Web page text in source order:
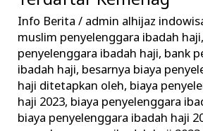
Info Berita / admin alhijaz
muslim penyelenggara ibadah haji,
penyelenggara ibadah haji, bank
ibadah haji, besarnya biaya
haji ditetapkan oleh, biaya
haji 2023, biaya penyelenggara
biaya penyelenggara ibadah haji
Haji
Terdaftar
Kemenag